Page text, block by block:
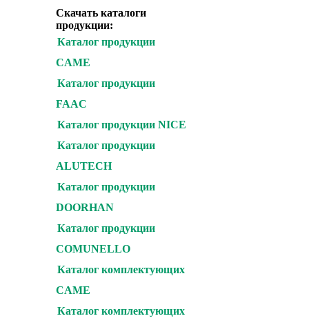
Скачать каталоги
продукции:
Каталог продукции
CAME
Каталог продукции
FAAC
Каталог продукции NICE
Каталог продукции
ALUTECH
Каталог продукции
DOORHAN
Каталог продукции
COMUNELLO
Каталог комплектующих
CAME
Каталог комплектующих